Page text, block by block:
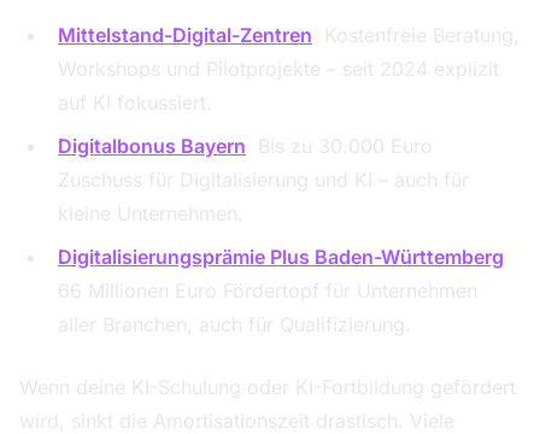
Mittelstand-Digital-Zentren
Kostenfreie Beratung,
Workshops und Pilotprojekte – seit 2024 explizit
auf KI fokussiert.
Digitalbonus Bayern
Bis zu 30.000 Euro
Zuschuss für Digitalisierung und KI – auch für
kleine Unternehmen.
Digitalisierungsprämie Plus Baden-Württemberg
66 Millionen Euro Fördertopf für Unternehmen
aller Branchen, auch für Qualifizierung.
Wenn deine KI-Schulung oder KI-Fortbildung gefördert
wird, sinkt die Amortisationszeit drastisch. Viele